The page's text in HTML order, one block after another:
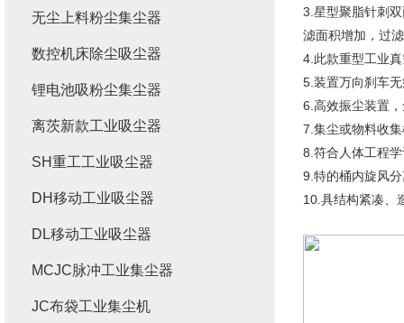
3.星型聚脂针刺
滤面积增加，过
4.此款重型工业
5.装置万向刹车
6.高效振尘装置
7.集尘或物料收
8.符合人体工程
9.特的桶内旋风
10.具结构紧凑、
无尘上料粉尘集尘器
数控机床除尘吸尘器
锂电池吸粉尘集尘器
离茨新款工业吸尘器
SH重工工业吸尘器
DH移动工业吸尘器
DL移动工业吸尘器
MCJC脉冲工业集尘器
JC布袋工业集尘机